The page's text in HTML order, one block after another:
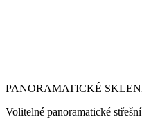
PANORAMATICKÉ
Volitelné panoramatické